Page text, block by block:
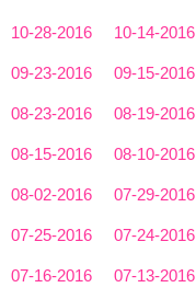
10-28-2016 10-14-2016
09-23-2016 09-15-2016
08-23-2016 08-19-2016
08-15-2016 08-10-2016
08-02-2016 07-29-2016
07-25-2016 07-24-2016
07-16-2016 07-13-2016